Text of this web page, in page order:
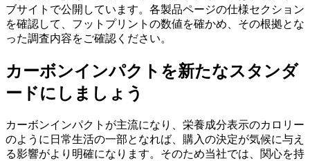
ブサイトで公開しています。各製品ページの仕様セクション
を確認して、フットプリントの数値を確かめ、その根拠とな
った調査内容をご確認ください。
カーボンインパクトを新たなスタンダ
ードにしましょう
カーボンインパクトが主流になり、栄養成分表示のカロリー
のように日常生活の一部となれば、購入の決定が気候に与え
る影響がより明確になります。そのため当社では、関心を持